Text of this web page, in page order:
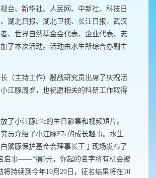
台、新华社、 人民网、中新社、科技日
湖北日报、湖北卫视、长江日报、武汉
、世界自然基金会代表、企业代表、志
了本次活动。活动由水生所综合办副主
（主持工作）殷战研究员出席了庆祝活
江豚周岁，也祝愿相关的科研工作取得
了小江豚F7c的生日影集和视频短片。
员介绍了小江豚F7c的成长趣事。水生
鱀豚保护基金会理事长王丁现场发布了
启事——“捐9元，你起的名字将有机会被
将持续到今年10月 20 日，征名结果将在10